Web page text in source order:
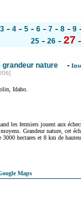
3 - 4 - 5 - 6 - 7 - 8 - 9
25 - 26 - 27
grandeur nature -
Idaho.
les fermiers jouent aux
Grandeur nature, cet
3000 hectares et 8 km de
Maps